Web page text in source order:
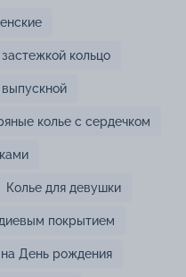
кольцо
колье с сердечком
Колье для девушки
покрытием
на День рождения